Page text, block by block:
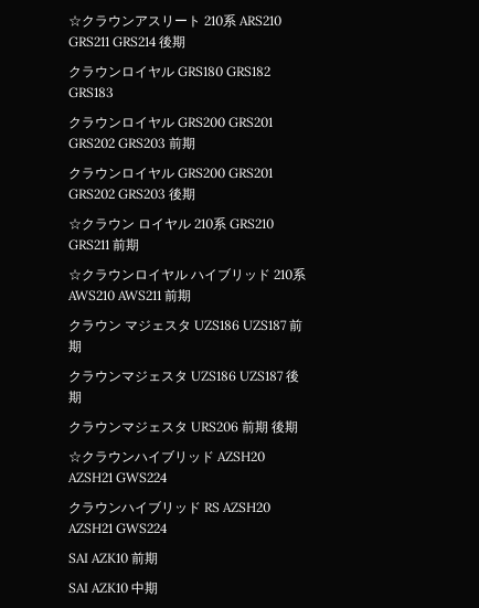
☆クラウンアスリート 210系 ARS210
GRS211 GRS214 後期
クラウンロイヤル GRS180 GRS182
GRS183
クラウンロイヤル GRS200 GRS201
GRS202 GRS203 前期
クラウンロイヤル GRS200 GRS201
GRS202 GRS203 後期
☆クラウン ロイヤル 210系 GRS210
GRS211 前期
☆クラウンロイヤル ハイブリッド 210系
AWS210 AWS211 前期
クラウン マジェスタ UZS186 UZS187 前
期
クラウンマジェスタ UZS186 UZS187 後
期
クラウンマジェスタ URS206 前期 後期
☆クラウンハイブリッド AZSH20
AZSH21 GWS224
クラウンハイブリッド RS AZSH20
AZSH21 GWS224
SAI AZK10 前期
SAI AZK10 中期